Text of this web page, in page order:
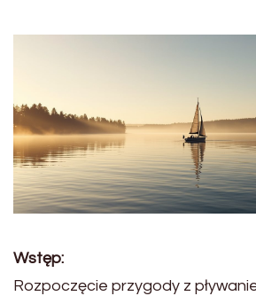
Wstęp:
Rozpoczęcie przygody z